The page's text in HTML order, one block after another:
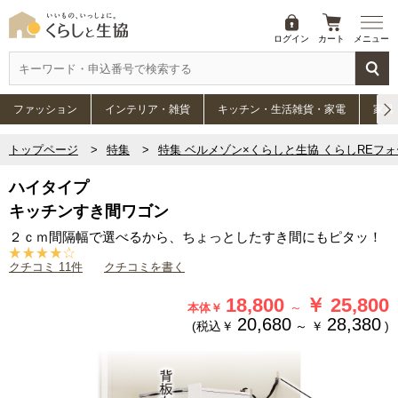
ログイン カート メニュー
ファッション インテリア・雑貨 キッチン・生活雑貨・家電 家具
トップページ 特集 特集 ベルメゾン×くらしと生協 くらしREフ
ハイタイプ
キッチンすき間ワゴン
２ｃｍ間隔幅で選べるから、ちょっとしたすき間にもピタッ！
クチコミ 11件 クチコミを書く
本体￥ 18,800 ～ ￥ 25,800
(税込￥ 20,680 ～ ￥ 28,380 )